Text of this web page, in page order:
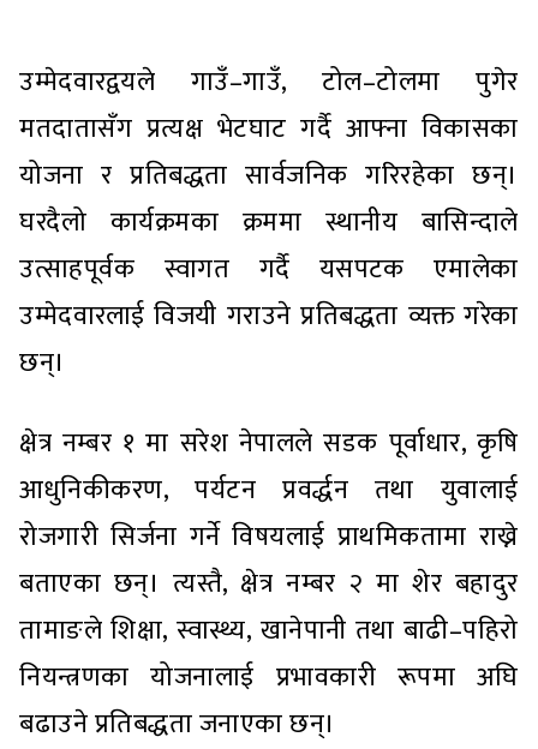
उम्मेदवारद्वयले गाउँ–गाउँ, टोल–टोलमा पुगेर
मतदातासँग प्रत्यक्ष भेटघाट गर्दै आफ्ना विकासका
योजना र प्रतिबद्धता सार्वजनिक गरिरहेका छन्।
घरदैलो कार्यक्रमका क्रममा स्थानीय बासिन्दाले
उत्साहपूर्वक स्वागत गर्दै यसपटक एमालेका
उम्मेदवारलाई विजयी गराउने प्रतिबद्धता व्यक्त गरेका
छन्।
क्षेत्र नम्बर १ मा सरेश नेपालले सडक पूर्वाधार, कृषि
आधुनिकीकरण, पर्यटन प्रवर्द्धन तथा युवालाई
रोजगारी सिर्जना गर्ने विषयलाई प्राथमिकतामा राख्ने
बताएका छन्। त्यस्तै, क्षेत्र नम्बर २ मा शेर बहादुर
तामाङले शिक्षा, स्वास्थ्य, खानेपानी तथा बाढी–पहिरो
नियन्त्रणका योजनालाई प्रभावकारी रूपमा अघि
बढाउने प्रतिबद्धता जनाएका छन्।